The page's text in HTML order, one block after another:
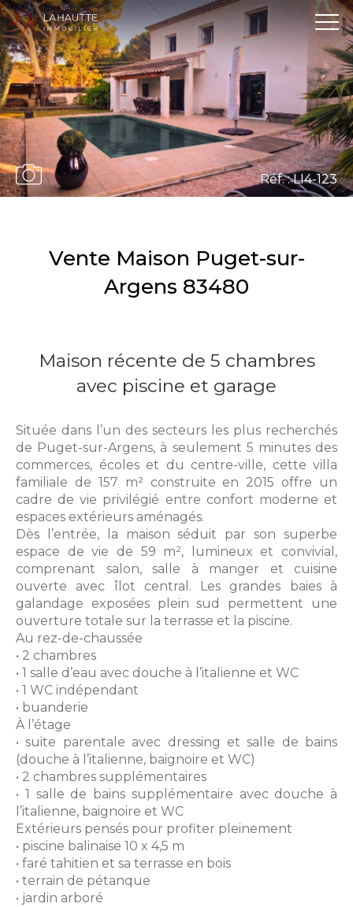
Réf. : LI4-123
Vente Maison Puget-sur-
Argens 83480
Maison récente de 5 chambres
avec piscine et garage
Située dans l’un des secteurs les plus recherchés
de Puget-sur-Argens, à seulement 5 minutes des
commerces, écoles et du centre-ville, cette villa
familiale de 157 m² construite en 2015 offre un
cadre de vie privilégié entre confort moderne et
espaces extérieurs aménagés.
Dès l’entrée, la maison séduit par son superbe
espace de vie de 59 m², lumineux et convivial,
comprenant salon, salle à manger et cuisine
ouverte avec îlot central. Les grandes baies à
galandage exposées plein sud permettent une
ouverture totale sur la terrasse et la piscine.
Au rez-de-chaussée
• 2 chambres
• 1 salle d’eau avec douche à l’italienne et WC
• 1 WC indépendant
• buanderie
À l’étage
• suite parentale avec dressing et salle de bains
(douche à l’italienne, baignoire et WC)
• 2 chambres supplémentaires
• 1 salle de bains supplémentaire avec douche à
l’italienne, baignoire et WC
Extérieurs pensés pour profiter pleinement
• piscine balinaise 10 x 4,5 m
• faré tahitien et sa terrasse en bois
• terrain de pétanque
• jardin arboré